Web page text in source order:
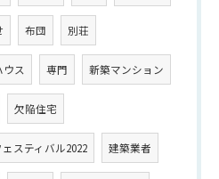
布団 別荘
ウス 専門 新築マンション
欠陥住宅
ェスティバル2022 建築業者